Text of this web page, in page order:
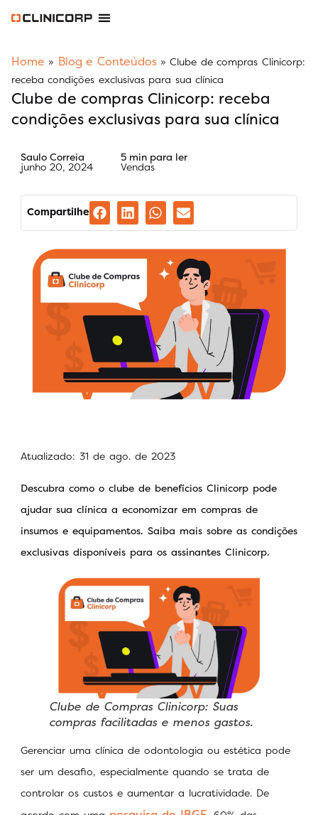
Home » Blog e Conteúdos»Clube de compras Clinicorp:
receba condições exclusivas para sua clínica
Clube de compras Clinicorp: receba
condições exclusivas para sua clínica
Saulo Correia
junho 20, 2024
5 min para ler
Vendas
Compartilhe
Atualizado: 31 de ago. de 2023
Descubra como o clube de benefícios Clinicorp pode
ajudar sua clínica a economizar em compras de
insumos e equipamentos. Saiba mais sobre as condições
exclusivas disponíveis para os assinantes Clinicorp.
Clube de Compras Clinicorp: Suas
compras facilitadas e menos gastos.
Gerenciar uma clínica de odontologia ou estética pode
ser um desafio, especialmente quando se trata de
controlar os custos e aumentar a lucratividade. De